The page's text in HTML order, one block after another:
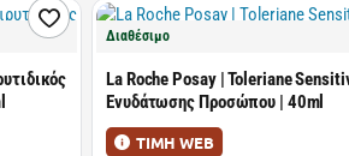
Διαθέσιμο
La Roche Posay | Toleriane
Ενυδάτωσης Προσώπου | 40ml
ΤΙΜΗ WEB